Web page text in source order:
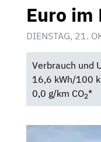
Euro
DIENSTAG, 21.
Verbrauch und
16,6 kWh/100
0,0 g/km CO2*